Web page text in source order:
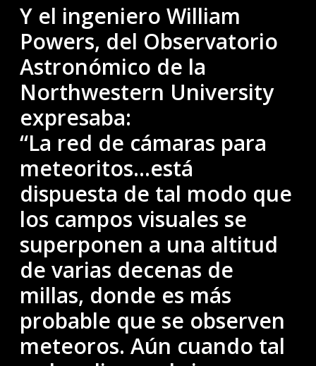
Y el ingeniero William
Powers, del Observatorio
Astronómico de la
Northwestern University
expresaba:
“La red de cámaras para
meteoritos…está
dispuesta de tal modo que
los campos visuales se
superponen a una altitud
de varias decenas de
millas, donde es más
probable que se observen
meteoros. Aún cuando tal